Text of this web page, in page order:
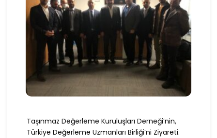
Taşınmaz Değerleme Kuruluşları Derneği’nin,
Türkiye Değerleme Uzmanları Birliği’ni Ziyareti.